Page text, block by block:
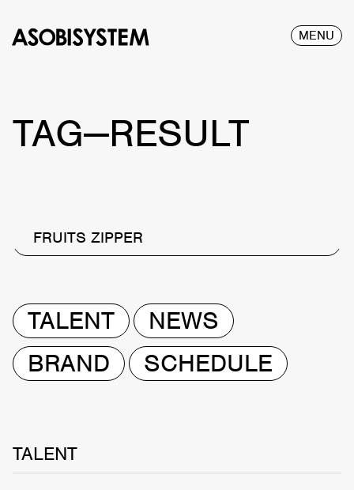
MENU
TAG—RESULT
FRUITS ZIPPER
TALENT
NEWS
BRAND
SCHEDULE
TALENT